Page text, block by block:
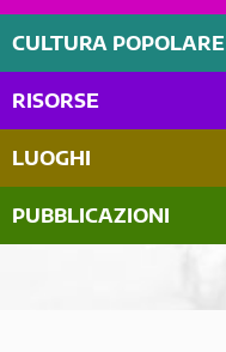
CULTURA POPOLARE
RISORSE
LUOGHI
PUBBLICAZIONI